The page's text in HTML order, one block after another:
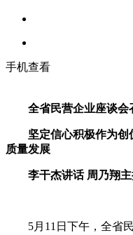
手机查看
全省民营企业座谈会
坚定信心积极作为
质量发展
李干杰讲话 周乃翔
5月11日下午，全省民